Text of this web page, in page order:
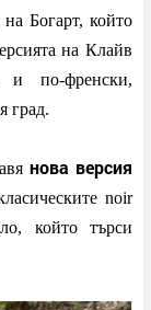
Богарт, който
на Клайв
и по-френски,
град.
нова версия
noir
който търси